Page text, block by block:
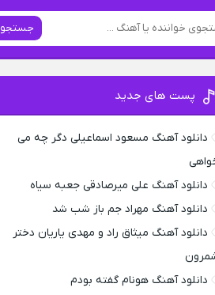
جستجو
پست های جدید
دانلود آهنگ مسعود اسماعیلی دگر چه می
دانلود آهنگ علی میرصادقی جعبه سیاه
دانلود آهنگ مهراد جم باز شب شد
دانلود آهنگ میثاق راد و مهدی یاریان دختر
دانلود آهنگ هونام گفته بودم